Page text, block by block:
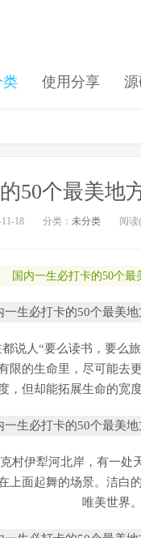
类 使用分享 源
50个最美地
18 分类： 未分类 阅读
国内一生必打卡的50个
说人“要么读书，要么
限的生命里，尽可能去
，但却能拓展生命的宽
村伊犁河北岸，有一
上面起舞的场景。洁白
唯美世界。